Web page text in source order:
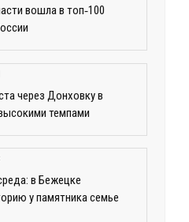
вошла в топ‑100
через Донховку в
темпами
в Бежецке
у памятника семье